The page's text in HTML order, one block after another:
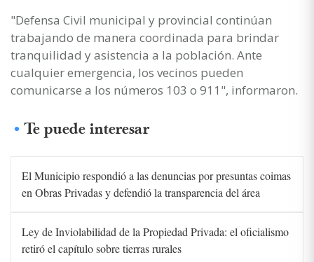
"Defensa Civil municipal y provincial continúan
trabajando de manera coordinada para brindar
tranquilidad y asistencia a la población. Ante
cualquier emergencia, los vecinos pueden
comunicarse a los números 103 o 911", informaron.
Te puede interesar
El Municipio respondió a las denuncias por presuntas coimas
en Obras Privadas y defendió la transparencia del área
Ley de Inviolabilidad de la Propiedad Privada: el oficialismo
retiró el capítulo sobre tierras rurales